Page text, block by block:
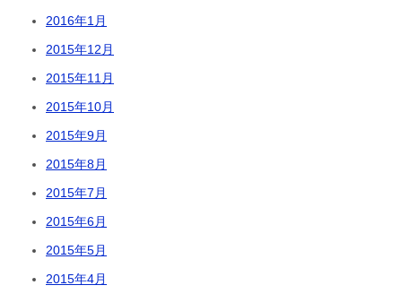
2016年1月
2015年12月
2015年11月
2015年10月
2015年9月
2015年8月
2015年7月
2015年6月
2015年5月
2015年4月